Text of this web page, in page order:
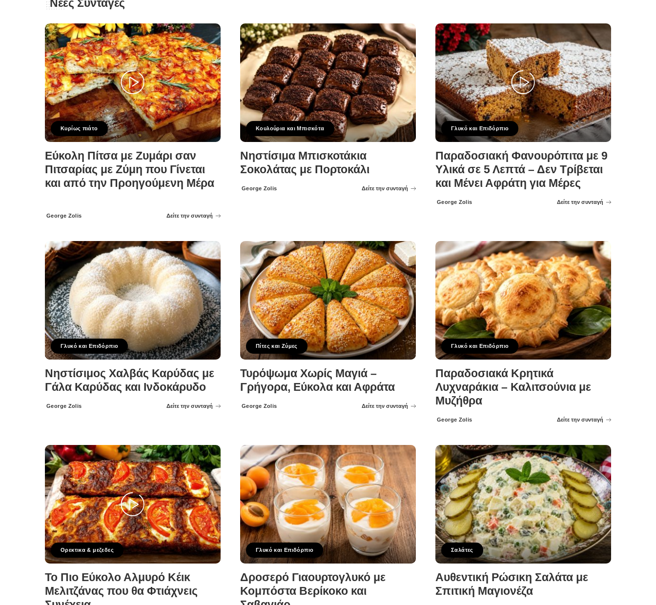
Νέες Συνταγές
Κυρίως πιάτο
Εύκολη Πίτσα με Ζυμάρι σαν
Πιτσαρίας με Ζύμη που Γίνεται
και από την Προηγούμενη Μέρα
Posted
George Zolis Δείτε την συνταγή
Κουλούρια και Μπισκότα
Νηστίσιμα Μπισκοτάκια
Σοκολάτας με Πορτοκάλι
Posted
George Zolis Δείτε την συνταγή
Γλυκό και Επιδόρπιο
Παραδοσιακή Φανουρόπιτα με 9
Υλικά σε 5 Λεπτά – Δεν Τρίβεται
και Μένει Αφράτη για Μέρες
Posted
George Zolis Δείτε την συνταγή
Γλυκό και Επιδόρπιο
Νηστίσιμος Χαλβάς Καρύδας με
Γάλα Καρύδας και Ινδοκάρυδο
Posted
George Zolis Δείτε την συνταγή
Πίτες και Ζύμες
Τυρόψωμα Χωρίς Μαγιά –
Γρήγορα, Εύκολα και Αφράτα
Posted
George Zolis Δείτε την συνταγή
Γλυκό και Επιδόρπιο
Παραδοσιακά Κρητικά
Λυχναράκια – Καλιτσούνια με
Μυζήθρα
Posted
George Zolis Δείτε την συνταγή
Ορεκτικα & μεζεδες
Το Πιο Εύκολο Αλμυρό Κέικ
Μελιτζάνας που θα Φτιάχνεις
Γλυκό και Επιδόρπιο
Δροσερό Γιαουρτογλυκό με
Κομπόστα Βερίκοκο και
Σαλάτες
Αυθεντική Ρώσικη Σαλάτα με
Σπιτική Μαγιονέζα